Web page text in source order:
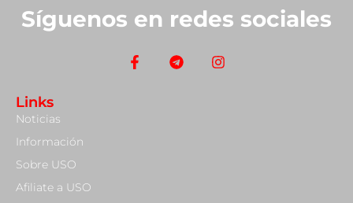
Síguenos en redes sociales
Links
Noticias
Información
Sobre USO
Afiliate a USO